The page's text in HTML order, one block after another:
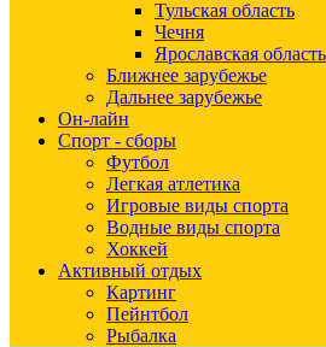
Тульская область
Чечня
Ярославская область
Ближнее зарубежье
Дальнее зарубежье
Он-лайн
Спорт - сборы
Футбол
Легкая атлетика
Игровые виды спорта
Водные виды спорта
Хоккей
Активный отдых
Картинг
Пейнтбол
Рыбалка